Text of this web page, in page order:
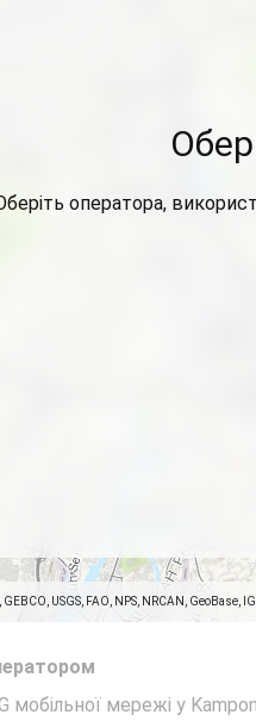
USGS, FAO, NPS, NRCAN,
оператора,
мобільної мережі у